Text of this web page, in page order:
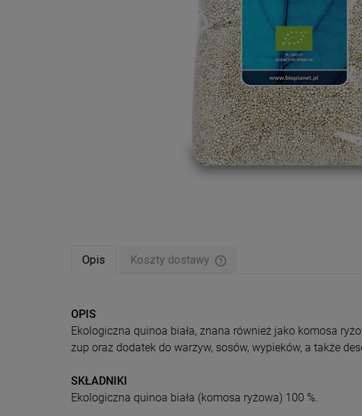
Opis Koszty dostawy
OPIS
Ekologiczna quinoa biała, znana również jako komosa
zup oraz dodatek do warzyw, sosów, wypieków, a także
SKŁADNIKI
Ekologiczna quinoa biała (komosa ryżowa) 100 %.